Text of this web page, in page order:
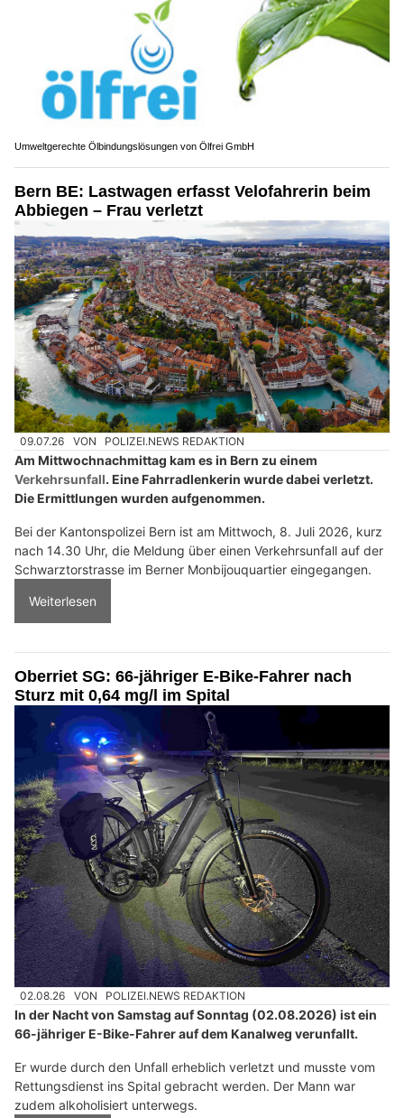
Umweltgerechte Ölbindungslösungen von Ölfrei GmbH
Bern BE: Lastwagen erfasst Velofahrerin beim
Abbiegen – Frau verletzt
09.07.26 VON POLIZEI.NEWS REDAKTION
Am Mittwochnachmittag kam es in Bern zu einem
Verkehrsunfall. Eine Fahrradlenkerin wurde dabei verletzt.
Die Ermittlungen wurden aufgenommen.
Bei der Kantonspolizei Bern ist am Mittwoch, 8. Juli 2026, kurz
nach 14.30 Uhr, die Meldung über einen Verkehrsunfall auf der
Schwarztorstrasse im Berner Monbijouquartier eingegangen.
Weiterlesen
Oberriet SG: 66-jähriger E-Bike-Fahrer nach
Sturz mit 0,64 mg/l im Spital
02.08.26 VON POLIZEI.NEWS REDAKTION
In der Nacht von Samstag auf Sonntag (02.08.2026) ist ein
66-jähriger E-Bike-Fahrer auf dem Kanalweg verunfallt.
Er wurde durch den Unfall erheblich verletzt und musste vom
Rettungsdienst ins Spital gebracht werden. Der Mann war
zudem alkoholisiert unterwegs.